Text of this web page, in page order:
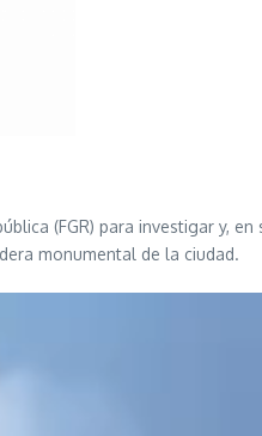
(FGR) para investigar y, en
monumental de la ciudad.